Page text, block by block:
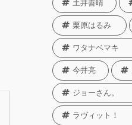
土井善晴
栗原はるみ
ワタナベマキ
今井亮
ジョーさん。
ラヴィット！